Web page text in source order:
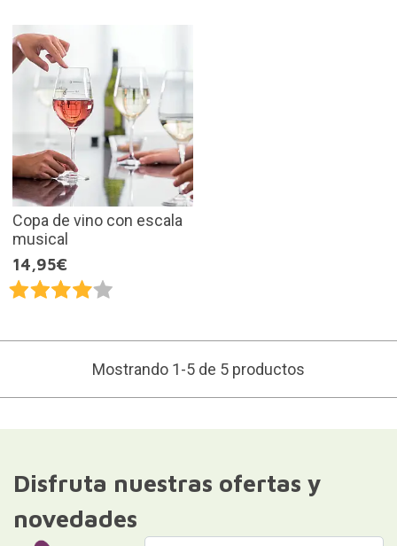
Copa de vino con escala
musical
14,95€
Mostrando 1-5 de 5 productos
Disfruta nuestras ofertas y
novedades